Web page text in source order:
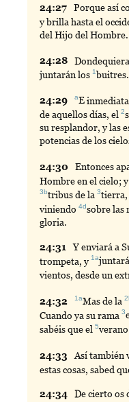
24:27 Porqueasí
y brilla hasta el
del Hijo del Hombre.
24:28 Dondequiera
juntarán los1buitres.
24:29 aE
de aquellos días, el2
su resplandor, y las
potencias de los
24:30 Entonces
Hombre en el cielo;
3btribusde la3tierra
viniendo4dsobrelas
gloria.
24:31 Yenviará a
trompeta, y1a
vientos, desde un
24:32 1aMasde la
Cuando ya su rama3
sabéis que el5verano
24:33 Asítambién
estas cosas, sabed
24:34 Decierto os